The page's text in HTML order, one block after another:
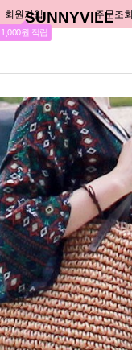
회원가입
1,000원 적립
주문조회
SUNNYVILL